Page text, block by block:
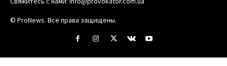
© ProNews. Все права защищены.